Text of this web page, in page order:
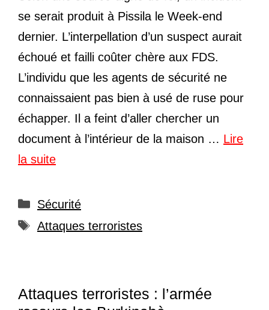
se serait produit à Pissila le Week-end
dernier. L’interpellation d’un suspect aurait
échoué et failli coûter chère aux FDS.
L’individu que les agents de sécurité ne
connaissaient pas bien à usé de ruse pour
échapper. Il a feint d’aller chercher un
document à l’intérieur de la maison … Lire
la suite
Catégories
Sécurité
Étiquettes
Attaques terroristes
Attaques terroristes : l’armée